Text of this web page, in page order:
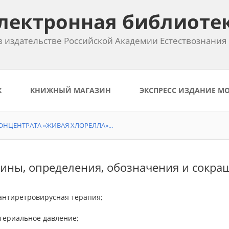
Российской Академии Естествознания
КНИЖНЫЙ МАГАЗИН ЭКСПРЕСС ИЗДАНИЕ
«ЖИВАЯ ХЛОРЕЛЛА»...
определения, обозначения и
терапия;
давление;